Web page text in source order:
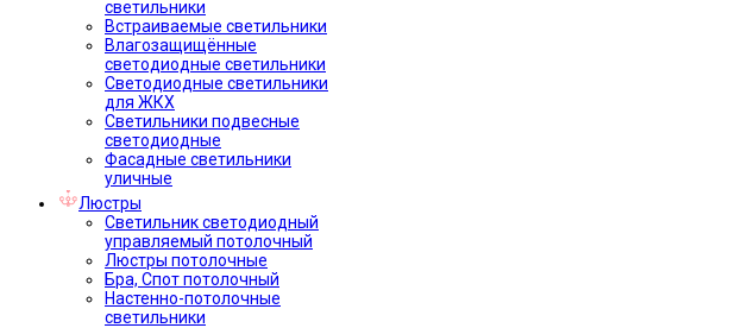
светильники
Встраиваемые светильники
Влагозащищённые
светодиодные светильники
Светодиодные светильники
для ЖКХ
Светильники подвесные
светодиодные
Фасадные светильники
уличные
Люстры
Светильник светодиодный
управляемый потолочный
Люстры потолочные
Бра, Спот потолочный
Настенно-потолочные
светильники